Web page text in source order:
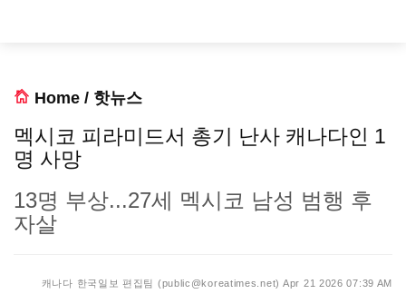
Home / 핫뉴스
멕시코 피라미드서 총기 난사 캐나다인 1
명 사망
13명 부상...27세 멕시코 남성 범행 후
자살
캐나다 한국일보 편집팀 (public@koreatimes.net) Apr 21 2026 07:39 AM